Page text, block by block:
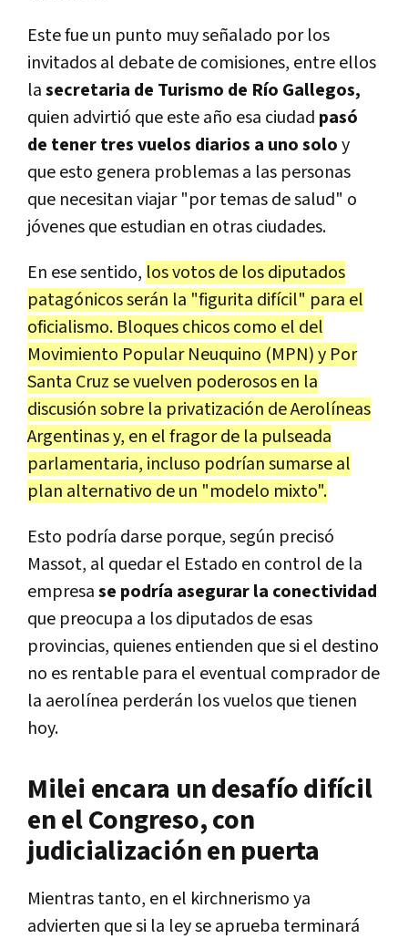
Este fue un punto muy señalado por los
invitados al debate de comisiones, entre ellos
lasecretaria de Turismo de Río Gallegos,
quien advirtió que este año esa ciudad pasó
de tener tres vuelos diarios a uno soloy
que esto genera problemas a las personas
que necesitan viajar "por temas de salud" o
jóvenes que estudian en otras ciudades.
En ese sentido, los votos de los diputados
patagónicos serán la "figurita difícil" para el
oficialismo. Bloques chicos como el del
Movimiento Popular Neuquino (MPN) y Por
Santa Cruz se vuelven poderosos en la
discusión sobre la privatización de Aerolíneas
Argentinas y, en el fragor de la pulseada
parlamentaria, incluso podrían sumarse al
plan alternativo de un "modelo mixto".
Esto podría darse porque, según precisó
Massot, al quedar el Estado en control de la
empresase podría asegurar la conectividad
que preocupa a los diputados de esas
provincias, quienes entienden que si el destino
no es rentable para el eventual comprador de
la aerolínea perderán los vuelos que tienen
hoy.
Milei encara un desafío difícil
en el Congreso, con
judicialización en puerta
Mientras tanto, en el kirchnerismo ya
advierten que si la ley se aprueba terminará